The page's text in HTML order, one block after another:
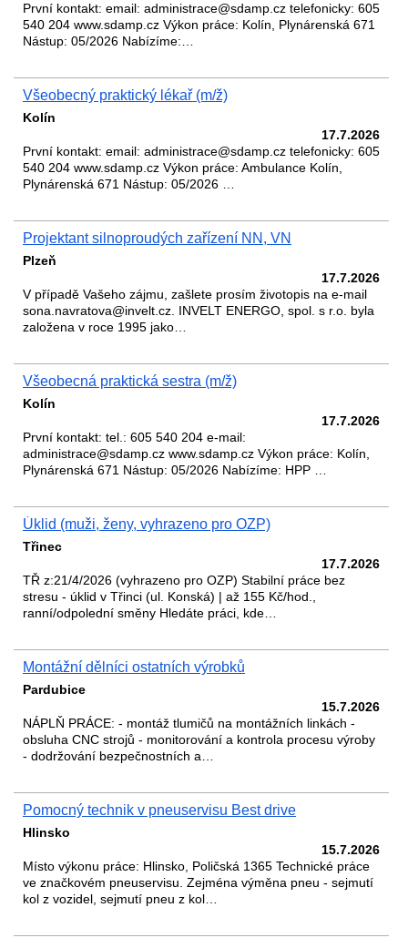
První kontakt: email: administrace@sdamp.cz telefonicky: 605
540 204 www.sdamp.cz Výkon práce: Kolín, Plynárenská 671
Nástup: 05/2026 Nabízíme:…
Všeobecný praktický lékař (m/ž)
Kolín
17.7.2026
První kontakt: email: administrace@sdamp.cz telefonicky: 605
540 204 www.sdamp.cz Výkon práce: Ambulance Kolín,
Plynárenská 671 Nástup: 05/2026 …
Projektant silnoproudých zařízení NN, VN
Plzeň
17.7.2026
V případě Vašeho zájmu, zašlete prosím životopis na e-mail
sona.navratova@invelt.cz. INVELT ENERGO, spol. s r.o. byla
založena v roce 1995 jako…
Všeobecná praktická sestra (m/ž)
Kolín
17.7.2026
První kontakt: tel.: 605 540 204 e-mail:
administrace@sdamp.cz www.sdamp.cz Výkon práce: Kolín,
Plynárenská 671 Nástup: 05/2026 Nabízíme: HPP …
Úklid (muži, ženy, vyhrazeno pro OZP)
Třinec
17.7.2026
TŘ z:21/4/2026 (vyhrazeno pro OZP) Stabilní práce bez
stresu - úklid v Třinci (ul. Konská) | až 155 Kč/hod.,
ranní/odpolední směny Hledáte práci, kde…
Montážní dělníci ostatních výrobků
Pardubice
15.7.2026
NÁPLŇ PRÁCE: - montáž tlumičů na montážních linkách -
obsluha CNC strojů - monitorování a kontrola procesu výroby
- dodržování bezpečnostních a…
Pomocný technik v pneuservisu Best drive
Hlinsko
15.7.2026
Místo výkonu práce: Hlinsko, Poličská 1365 Technické práce
ve značkovém pneuservisu. Zejména výměna pneu - sejmutí
kol z vozidel, sejmutí pneu z kol…